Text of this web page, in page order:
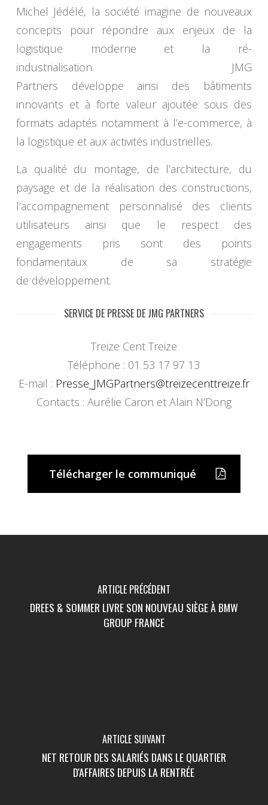
Michel Jédélé, la société imagine de nouveaux
concepts pour répondre aux enjeux de la
logistique moderne et la ré-
industrialisation. JMG
Partners développe ainsi des bâtiments
innovants et à forte valeur ajoutée sous des
formats adaptés notamment à l’e-commerce, à
la logistique et aux activités industrielles.
La qualité du montage, de l’architecture, du
paysage et de la réalisation des constructions,
l’accompagnement personnalisé des clients
utilisateurs ainsi que le respect des
engagements pris sont des points
fondamentaux de sa stratégie
de développement.
SERVICE DE PRESSE DE JMG PARTNERS
Treize Cent Treize
Téléphone : 01 53 17 97 13
E-mail : Presse_JMGPartners@treizecenttreize.fr
Contacts : Aurélie Caron et Alain N’Dong
Télécharger le communiqué
ARTICLE PRÉCÉDENT
DREES & SOMMER LIVRE SON NOUVEAU SIÈGE À BMW
GROUP FRANCE
ARTICLE SUIVANT
NET RETOUR DES SALARIÉS DANS LE QUARTIER
D'AFFAIRES DEPUIS LA RENTRÉE